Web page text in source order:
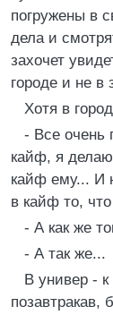
погружены в
дела и
захочет
городе и не в
Хотя в
- Все очень
кайф, я
кайф ему... И
в кайф то,
- А как же
- А так же...
В универ -
позавтракав,